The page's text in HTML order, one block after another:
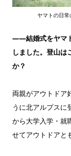
ヤマトの日
——結婚式をヤマ
しました。登山は
か？
両親がアウトドア
うに北アルプスに
から大学入学・就
せてアウトドアと